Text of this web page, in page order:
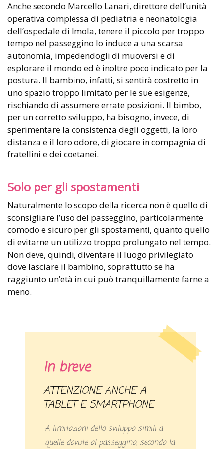
Anche secondo Marcello Lanari, direttore dell’unità
operativa complessa di pediatria e neonatologia
dell’ospedale di Imola, tenere il piccolo per troppo
tempo nel passeggino lo induce a una scarsa
autonomia, impedendogli di muoversi e di
esplorare il mondo ed è inoltre poco indicato per la
postura. Il bambino, infatti, si sentirà costretto in
uno spazio troppo limitato per le sue esigenze,
rischiando di assumere errate posizioni. Il bimbo,
per un corretto sviluppo, ha bisogno, invece, di
sperimentare la consistenza degli oggetti, la loro
distanza e il loro odore, di giocare in compagnia di
fratellini e dei coetanei.
Solo per gli spostamenti
Naturalmente lo scopo della ricerca non è quello di
sconsigliare l’uso del passeggino, particolarmente
comodo e sicuro per gli spostamenti, quanto quello
di evitarne un utilizzo troppo prolungato nel tempo.
Non deve, quindi, diventare il luogo privilegiato
dove lasciare il bambino, soprattutto se ha
raggiunto un’età in cui può tranquillamente farne a
meno.
In breve
ATTENZIONE ANCHE A
TABLET E SMARTPHONE
A limitazioni dello sviluppo simili a
quelle dovute al passeggino, secondo la